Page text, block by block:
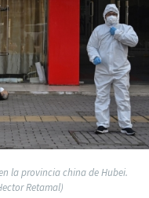
la provincia china de Hubei.
Retamal)